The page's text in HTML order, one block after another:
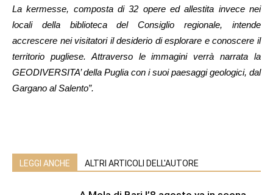
La kermesse, composta di 32 opere ed allestita invece nei
locali della biblioteca del Consiglio regionale, intende
accrescere nei visitatori il desiderio di esplorare e conoscere il
territorio pugliese. Attraverso le immagini verrà narrata la
GEODIVERSITA’ della Puglia con i suoi paesaggi geologici, dal
Gargano al Salento”.
LEGGI ANCHE ALTRI ARTICOLI DELL'AUTORE